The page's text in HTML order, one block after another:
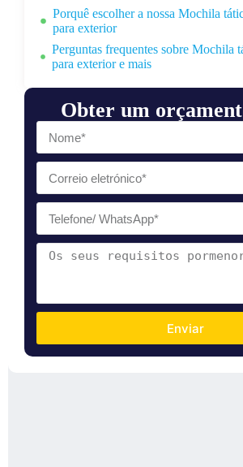
Porquê escolher a nossa Mochila
para exterior
Perguntas frequentes sobre Mochila
para exterior e mais
Obter um
Enviar